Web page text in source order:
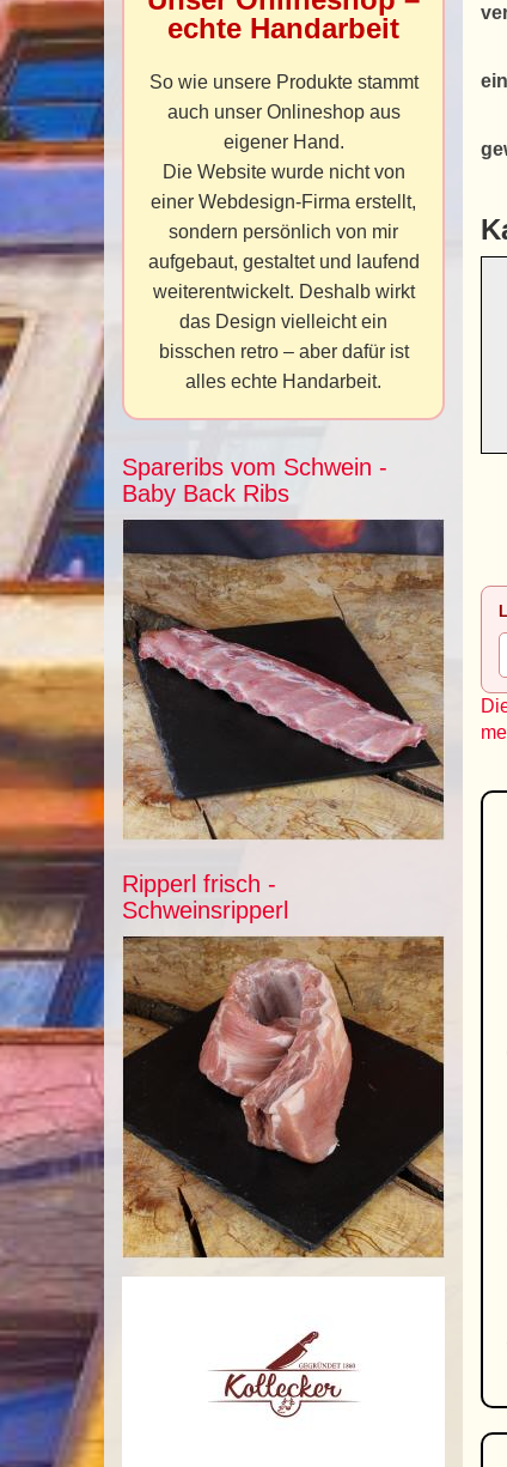
echte Handarbeit
So wie unsere Produkte stammt
auch unser Onlineshop aus
eigener Hand.
Die Website wurde nicht von
einer Webdesign-Firma erstellt,
sondern persönlich von mir
aufgebaut, gestaltet und laufend
weiterentwickelt. Deshalb wirkt
das Design vielleicht ein
bisschen retro – aber dafür ist
alles echte Handarbeit.
Spareribs vom Schwein -
Baby Back Ribs
Ripperl frisch -
Schweinsripperl